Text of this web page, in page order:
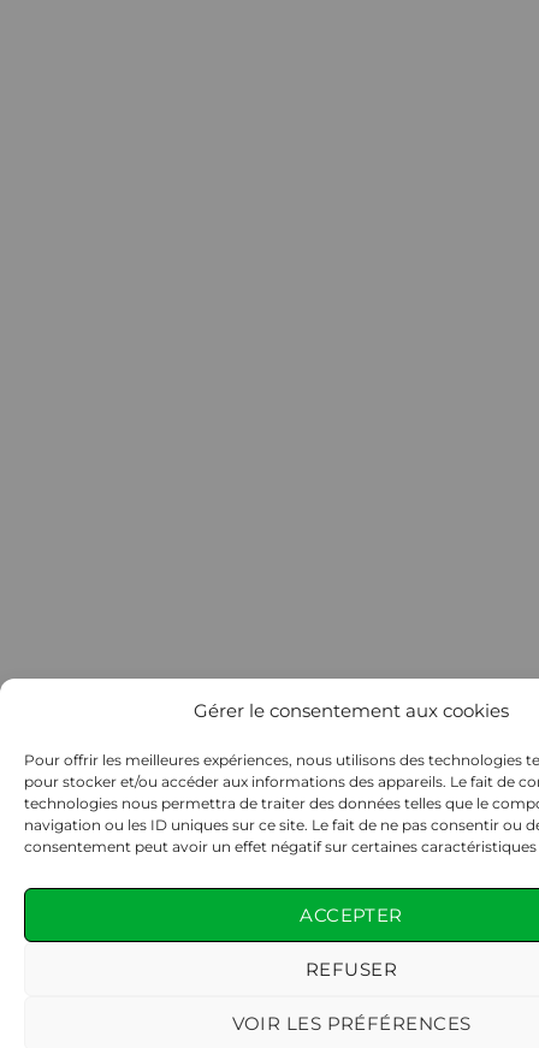
Gérer le consentement aux cookies
Pour offrir les meilleures expériences, nous utilisons des technologies
pour stocker et/ou accéder aux informations des appareils. Le fait de
technologies nous permettra de traiter des données telles que le
navigation ou les ID uniques sur ce site. Le fait de ne pas consentir ou
consentement peut avoir un effet négatif sur certaines
ACCEPTER
REFUSER
VOIR LES PRÉFÉRENCES